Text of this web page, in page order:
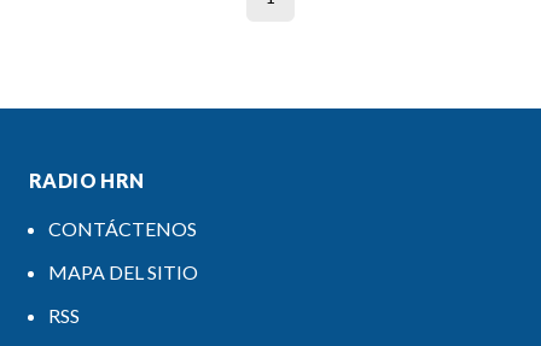
RADIO HRN
CONTÁCTENOS
MAPA DEL SITIO
RSS